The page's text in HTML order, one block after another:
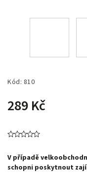
Kód: 810
289 Kč
V případě
schopni poskytnout